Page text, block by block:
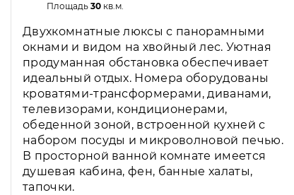
Площадь30 кв.м.
Двухкомнатные люксы с панорамными
окнами и видом на хвойный лес. Уютная
продуманная обстановка обеспечивает
идеальный отдых. Номера оборудованы
кроватями-трансформерами, диванами,
телевизорами, кондиционерами,
обеденной зоной, встроенной кухней с
набором посуды и микроволновой печью.
В просторной ванной комнате имеется
душевая кабина, фен, банные халаты,
тапочки.